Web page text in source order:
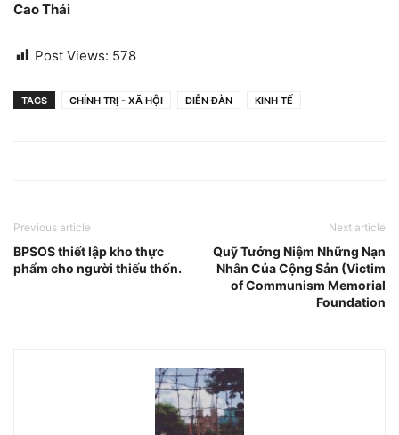
Cao Thái
Post Views: 578
TAGS CHÍNH TRỊ - XÃ HỘI DIỄN ĐÀN KINH TẾ
Previous article
BPSOS thiết lập kho thực
phẩm cho người thiếu thốn.
Next article
Quỹ Tưởng Niệm Những Nạn
Nhân Của Cộng Sản (Victim
of Communism Memorial
Foundation